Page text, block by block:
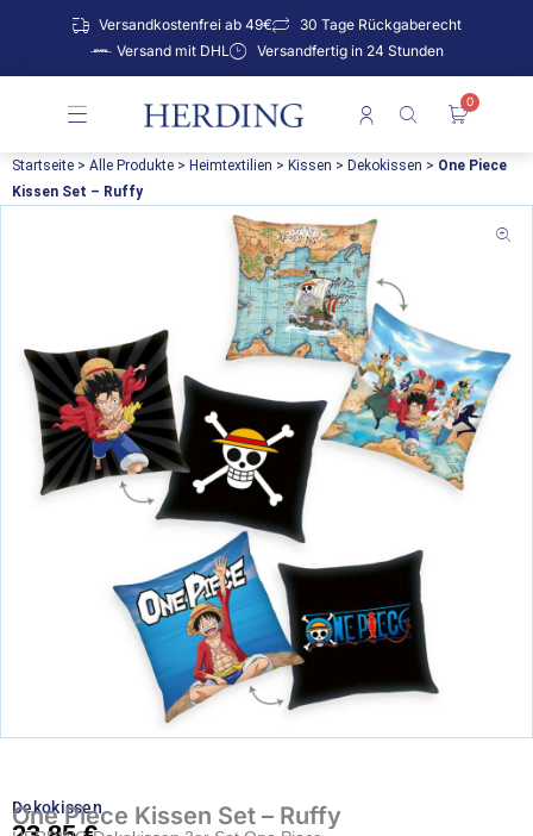
Versandkostenfrei ab 49€
30 Tage Rückgaberecht
Versand mit DHL
Versandfertig in 24 Stunden
0
Startseite > Alle Produkte > Heimtextilien > Kissen > Dekokissen > One Piece
Kissen Set – Ruffy
Dekokissen
One Piece Kissen Set – Ruffy